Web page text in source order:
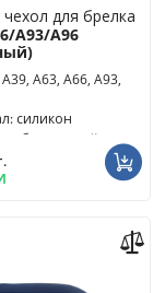
для брелка
A93/A96
A63, A66, A93,
силикон
бесцветный